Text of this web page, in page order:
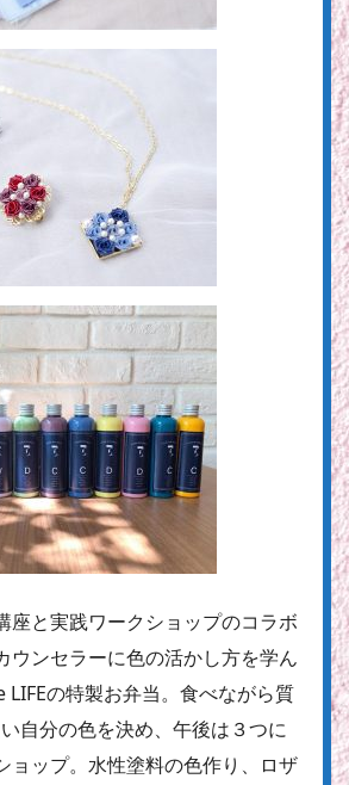
座と実践ワークショップのコラボ
ウンセラーに色の活かし方を学ん
の特製お弁当。食べながら質
自分の色を決め、午後は３つに
ョップ。水性塗料の色作り、ロザ